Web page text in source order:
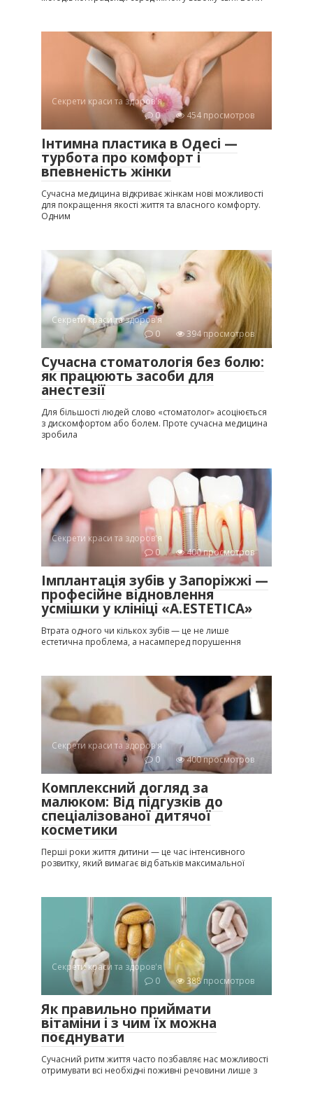
Секрети краси та здоров'я
0
454 просмотров
Інтимна пластика в Одесі —
турбота про комфорт і
впевненість жінки
Сучасна медицина відкриває жінкам нові можливості
для покращення якості життя та власного комфорту.
Одним
Секрети краси та здоров'я
0
394 просмотров
Сучасна стоматологія без болю:
як працюють засоби для
анестезії
Для більшості людей слово «стоматолог» асоціюється
з дискомфортом або болем. Проте сучасна медицина
зробила
Секрети краси та здоров'я
0
400 просмотров
Імплантація зубів у Запоріжжі —
професійне відновлення
усмішки у клініці «A.ESTETICA»
Втрата одного чи кількох зубів — це не лише
естетична проблема, а насамперед порушення
Секрети краси та здоров'я
0
400 просмотров
Комплексний догляд за
малюком: Від підгузків до
спеціалізованої дитячої
косметики
Перші роки життя дитини — це час інтенсивного
розвитку, який вимагає від батьків максимальної
Секрети краси та здоров'я
0
388 просмотров
Як правильно приймати
вітаміни і з чим їх можна
поєднувати
Сучасний ритм життя часто позбавляє нас можливості
отримувати всі необхідні поживні речовини лише з